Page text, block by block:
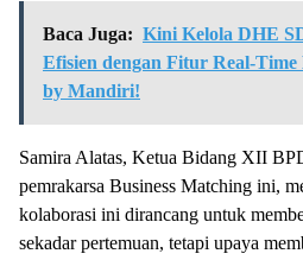
Baca Juga: Kini Kelola DHE
Efisien dengan Fitur Real-
by Mandiri!
Samira Alatas, Ketua Bidang XII
pemrakarsa Business Matching ini,
kolaborasi ini dirancang untuk
sekadar pertemuan, tetapi upaya